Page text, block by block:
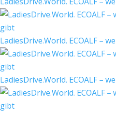
LadiesDrive.World. ECOALF –
LadiesDrive.World. ECOALF –